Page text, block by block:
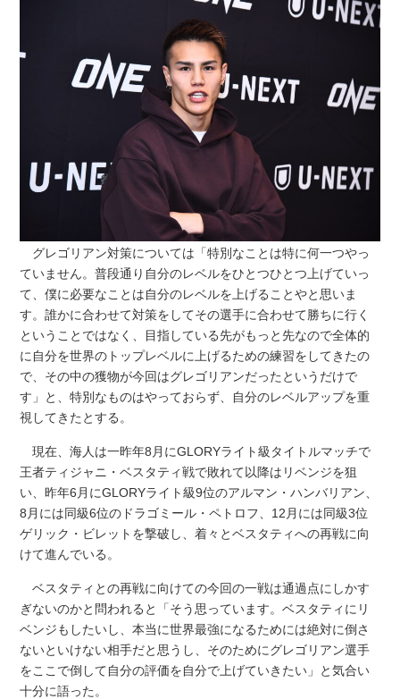
グレゴリアン対策については「特別なことは特に何一つやっ
ていません。普段通り自分のレベルをひとつひとつ上げていっ
て、僕に必要なことは自分のレベルを上げることやと思いま
す。誰かに合わせて対策をしてその選手に合わせて勝ちに行く
ということではなく、目指している先がもっと先なので全体的
に自分を世界のトップレベルに上げるための練習をしてきたの
で、その中の獲物が今回はグレゴリアンだったというだけで
す」と、特別なものはやっておらず、自分のレベルアップを重
視してきたとする。
現在、海人は一昨年8月にGLORYライト級タイトルマッチで
王者ティジャニ・ベスタティ戦で敗れて以降はリベンジを狙
い、昨年6月にGLORYライト級9位のアルマン・ハンバリアン、
8月には同級6位のドラゴミール・ペトロフ、12月には同級3位
ゲリック・ビレットを撃破し、着々とベスタティへの再戦に向
けて進んでいる。
ベスタティとの再戦に向けての今回の一戦は通過点にしかす
ぎないのかと問われると「そう思っています。ベスタティにリ
ベンジもしたいし、本当に世界最強になるためには絶対に倒さ
ないといけない相手だと思うし、そのためにグレゴリアン選手
をここで倒して自分の評価を自分で上げていきたい」と気合い
十分に語った。